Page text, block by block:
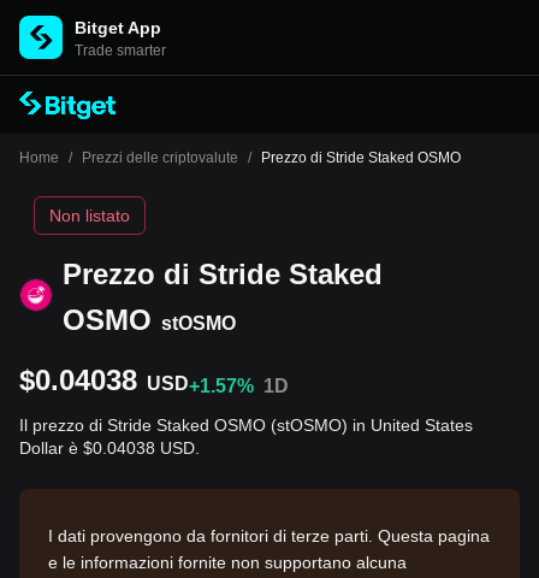
Bitget App
Trade smarter
Home / Prezzi delle criptovalute / Prezzo di Stride Staked OSMO
Prezzo di Stride Staked
OSMO stOSMO
Non listato
$0.04038 USD+1.57% 1D
Il prezzo di Stride Staked OSMO (stOSMO) in United States
Dollar è $0.04038 USD.
I dati provengono da fornitori di terze parti. Questa pagina
e le informazioni fornite non supportano alcuna